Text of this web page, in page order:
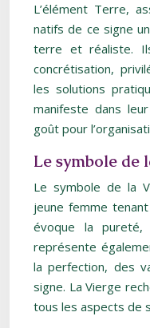
L’élément Terre,
natifs de ce signe
terre et réaliste.
concrétisation,
les solutions
manifeste dans
goût pour
Le symbole de
Le symbole de la
jeune femme
évoque la pureté,
représente
la perfection, des
signe. La Vierge
tous les aspects de